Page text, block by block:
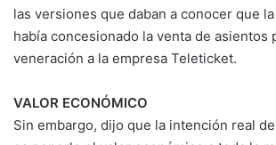
las versiones que daban a conocer que
había concesionado la venta de asientos
veneración a la empresa Teleticket.
VALOR ECONÓMICO
Sin embargo, dijo que la intención real